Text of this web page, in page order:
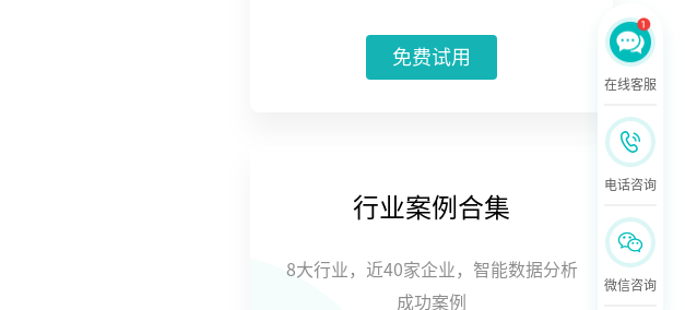
免费试用
行业案例合集
8大行业，近40家企业，智能数据分析
成功案例
在线客服
电话咨询
微信咨询